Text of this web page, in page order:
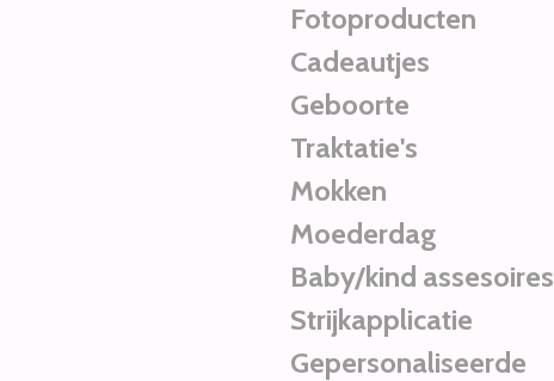
Fotoproducten
Cadeautjes
Geboorte
Traktatie's
Mokken
Moederdag
Baby/kind assesoires
Strijkapplicatie
Gepersonaliseerde